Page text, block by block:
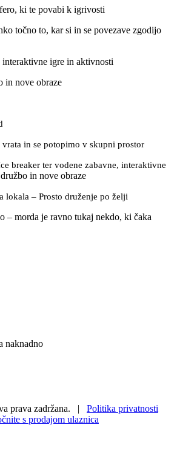
ki te povabi k igrivosti
točno to, kar si in se povezave zgodijo
interaktivne igre in aktivnosti
in nove obraze
vrata in se potopimo v skupni prostor
breaker ter vodene zabavne, interaktivne
družbo in nove obraze
lokala – Prosto druženje po želji
– morda je ravno tukaj nekdo, ki čaka
naknadno
prava zadržana. | Politika privatnosti
s prodajom ulaznica